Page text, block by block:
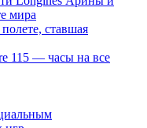
мира
ставшая
115 — часы на все